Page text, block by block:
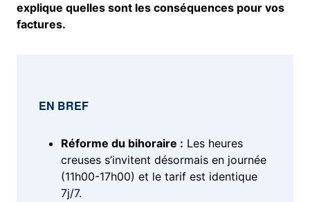
explique quelles sont les conséquences pour vos
factures.
EN BREF
Réforme du bihoraire : Les heures
creuses s’invitent désormais en journée
(11h00-17h00) et le tarif est identique
7j/7.